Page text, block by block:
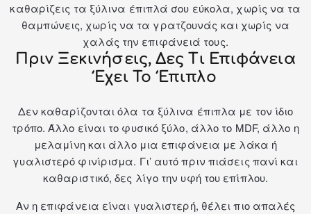
καθαρίζεις τα ξύλινα έπιπλά σου εύκολα, χωρίς να τα
θαμπώνεις, χωρίς να τα γρατζουνάς και χωρίς να
χαλάς την επιφάνειά τους.
Πριν Ξεκινήσεις, Δες Τι Επιφάνεια
Έχει Το Έπιπλο
Δεν καθαρίζονται όλα τα ξύλινα έπιπλα με τον ίδιο
τρόπο. Άλλο είναι το φυσικό ξύλο, άλλο το MDF, άλλο η
μελαμίνη και άλλο μια επιφάνεια με λάκα ή
γυαλιστερό φινίρισμα. Γι’ αυτό πριν πιάσεις πανί και
καθαριστικό, δες λίγο την υφή του επίπλου.
Αν η επιφάνεια είναι γυαλιστερή, θέλει πιο απαλές